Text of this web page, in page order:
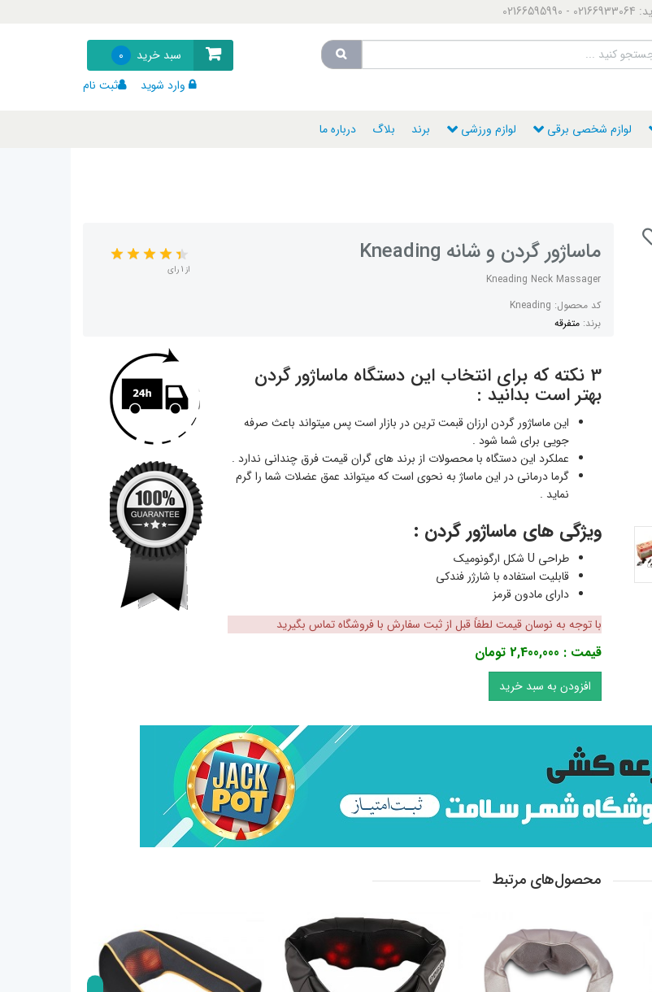
سبد خرید
0
وارد شوید
ثبت نام
لوازم شخصی برقی لوازم ورزشی برند بلاگ درباره ما
ماساژور گردن و شانه Kneading
Kneading Neck Massager
کد محصول: Kneading
برند:متفرقه
از 1 رای
3 نکته که برای انتخاب این دستگاه ماساژور گردن
بهتر است بدانید :
این ماساژور گردن ارزان قبمت ترین در بازار است پس میتواند باعث صرفه
جویی برای شما شود .
عملکرد این دستگاه با محصولات از برند های گران قیمت فرق چندانی ندارد .
گرما درمانی در این ماساژ به نحوی است که میتواند عمق عضلات شما را گرم
نماید .
ویژگی های ماساژور گردن :
طراحی U شکل ارگونومیک
قابلیت استفاده با شارژر فندکی
دارای مادون قرمز
با توجه به نوسان قیمت لطفاً قبل از ثبت سفارش با فروشگاه تماس بگیرید
قیمت : 2,400,000 تومان
محصول‌های مرتبط